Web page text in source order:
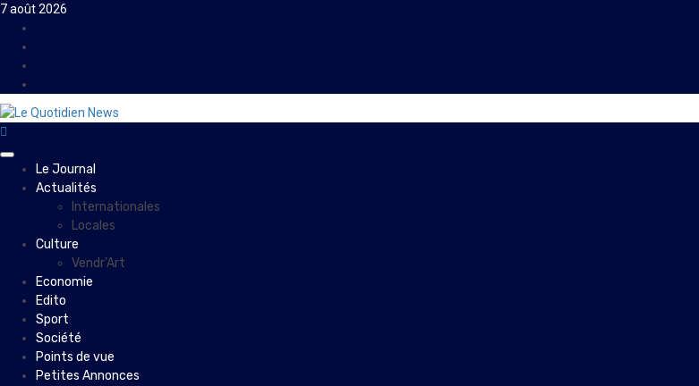
Skip
content
7 août 2026
PrimaryLe Journal
Actualités
Internationales
Locales
Culture
Vendr’Art
Economie
Edito
Sport
Société
Points de vue
Petites Annonces